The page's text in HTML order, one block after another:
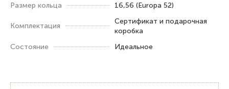
Размер кольца
16,56 (Europa 52)
Комплектация
Сертификат и подарочная
коробка
Состояние
Идеальное